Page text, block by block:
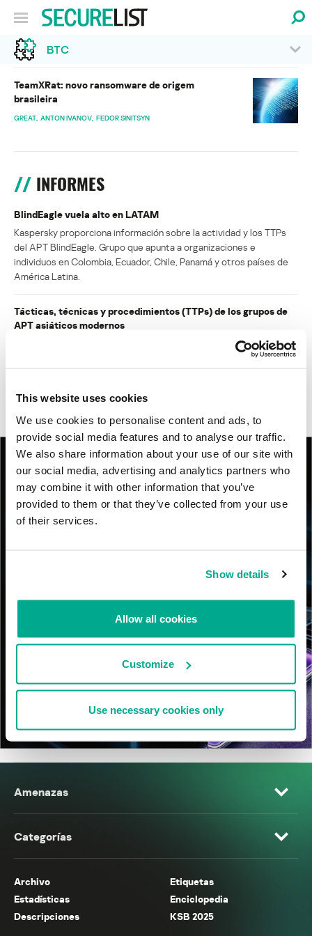
This website uses cookies
We use cookies to personalise content and ads, to
provide social media features and to analyse our traffic.
We also share information about your use of our site with
our social media, advertising and analytics partners who
may combine it with other information that you’ve
provided to them or that they’ve collected from your use
of their services.
Show details
Allow all cookies
Customize
Use necessary cookies only
BTC
TeamXRat: novo ransomware de origem
brasileira
GREAT ANTON IVANOV FEDOR SINITSYN
INFORMES
BlindEagle vuela alto en LATAM
Kaspersky proporciona información sobre la actividad y los TTPs
del APT BlindEagle. Grupo que apunta a organizaciones e
individuos en Colombia, Ecuador, Chile, Panamá y otros países de
América Latina.
Tácticas, técnicas y procedimientos (TTPs) de los grupos de
APT asiáticos modernos
MosaicRegressor: acechando en las sombras de UEFI
RevengeHotels: cibercrimen dirigido a recepciones de hotel
Amenazas
Categorías
Archivo
Etiquetas
Estadísticas
Enciclopedia
Descripciones
KSB 2025